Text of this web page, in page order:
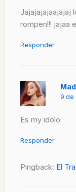
Jajajajajaajajaj
rompen!!! jajaa
Responder
9 de
Es my idolo
Responder
Pingback: El